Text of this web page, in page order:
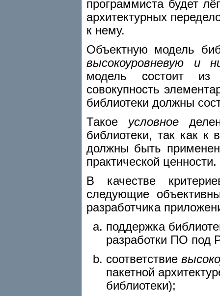
программиста будет
архитектурных
к нему.
Объектную модель
высокоуровневую и
модель состоит из
совокупность
библиотеки должны
Такое условное
библиотеки, так как к
должны быть
практической ценности.
В качестве
следующие
разработчика
поддержка
разработки ПО под
соответствие
пакетной
библиотеки);